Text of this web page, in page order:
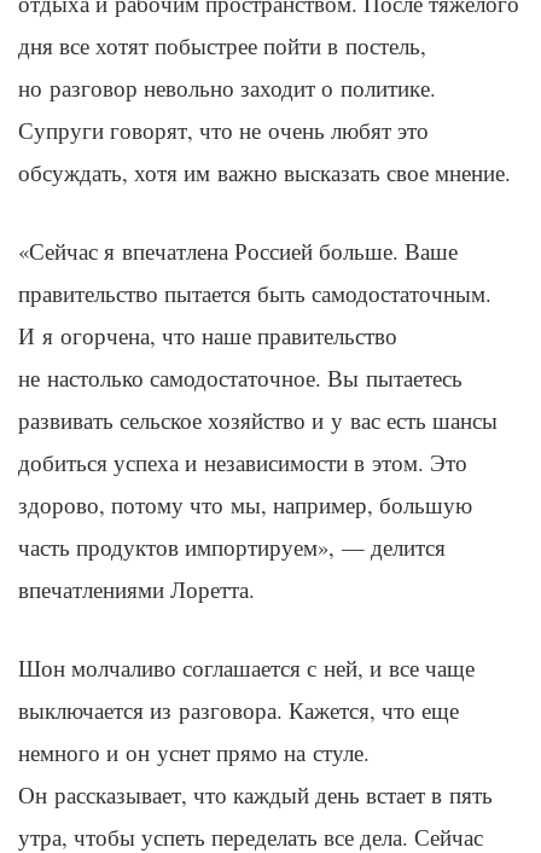
дня все хотят побыстрее пойти в постель,
но разговор невольно заходит о политике.
Супруги говорят, что не очень любят это
обсуждать, хотя им важно высказать свое мнение.
«Сейчас я впечатлена Россией больше. Ваше
правительство пытается быть самодостаточным.
И я огорчена, что наше правительство
не настолько самодостаточное. Вы пытаетесь
развивать сельское хозяйство и у вас есть шансы
добиться успеха и независимости в этом. Это
здорово, потому что мы, например, большую
часть продуктов импортируем», — делится
впечатлениями Лоретта.
Шон молчаливо соглашается с ней, и все чаще
выключается из разговора. Кажется, что еще
немного и он уснет прямо на стуле.
Он рассказывает, что каждый день встает в пять
утра, чтобы успеть переделать все дела. Сейчас